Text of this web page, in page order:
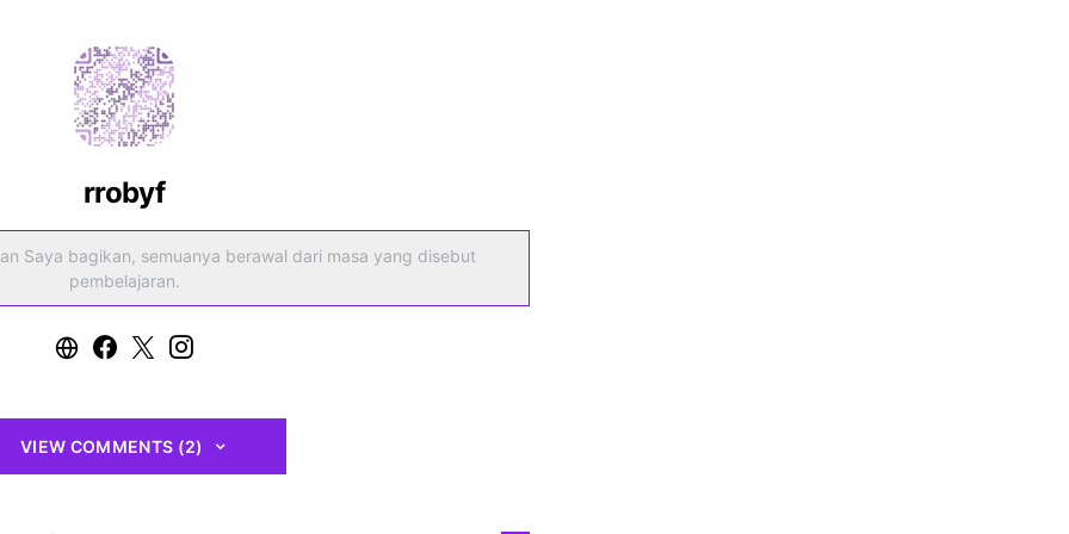
rrobyf
Saya bagikan, semuanya berawal dari masa yang disebut
pembelajaran.
VIEW COMMENTS (2)